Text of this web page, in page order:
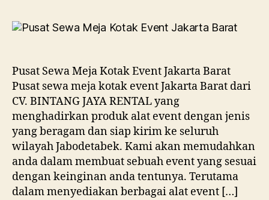
Meja
Barat
Pusat Sewa Meja Kotak Event Jakarta Barat
Pusat sewa meja kotak event Jakarta Barat dari
CV. BINTANG JAYA RENTAL yang
menghadirkan produk alat event dengan jenis
yang beragam dan siap kirim ke seluruh
wilayah Jabodetabek. Kami akan memudahkan
anda dalam membuat sebuah event yang sesuai
dengan keinginan anda tentunya. Terutama
dalam menyediakan berbagai alat event […]